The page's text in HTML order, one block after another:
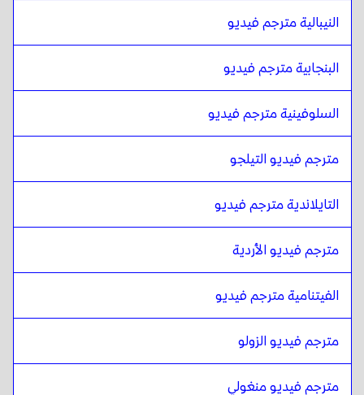
البلجيكية الهولندية / الفرنسية
الهنديةلالإسبانية الكوستاريكية
الإسبانية الكوستاريكيةل
النيبالية مترجم فيديو
البنجابية مترجم فيديو
السلوفينية مترجم فيديو
مترجم فيديو التيلجو
التايلاندية مترجم فيديو
مترجم فيديو الأردية
الفيتنامية مترجم فيديو
مترجم فيديو الزولو
مترجم فيديو منغولي